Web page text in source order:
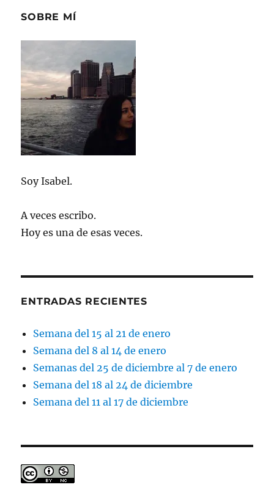
SOBRE MÍ
Soy Isabel.
A veces escribo.
Hoy es una de esas veces.
ENTRADAS RECIENTES
Semana del 15 al 21 de enero
Semana del 8 al 14 de enero
Semanas del 25 de diciembre al 7 de enero
Semana del 18 al 24 de diciembre
Semana del 11 al 17 de diciembre